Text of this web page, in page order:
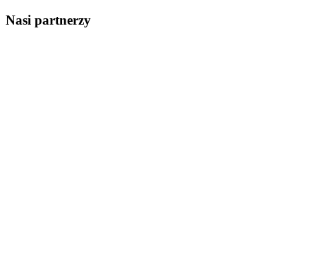
Nasi partnerzy